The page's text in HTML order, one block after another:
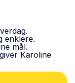
enklere.
mål.
Karoline